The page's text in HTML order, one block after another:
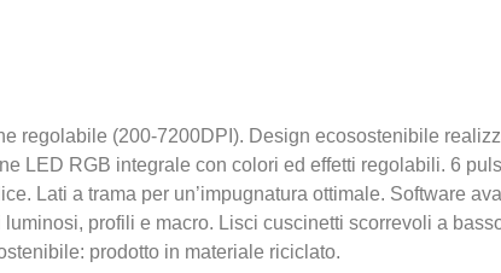
regolabile (200-7200DPI). Design ecosostenibile
LED RGB integrale con colori ed effetti regolabili. 6
Lati a trama per un’impugnatura ottimale. Software
profili e macro. Lisci cuscinetti scorrevoli a
prodotto in materiale riciclato.